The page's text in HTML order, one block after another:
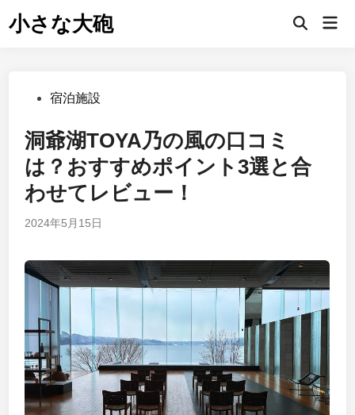
to小さな大砲
Open
Posted宿泊施設
洞爺湖TOYA乃の風の口コミ
は？おすすめポイント3選と合
わせてレビュー！
2024年5月15日